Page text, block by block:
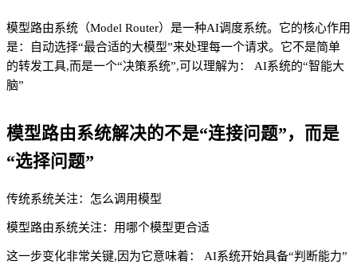
模型路由系统（Model Router）是一种AI调度系统。它的核心作用
是：自动选择“最合适的大模型”来处理每一个请求。它不是简单
的转发工具,而是一个“决策系统”,可以理解为： AI系统的“智能大
脑”
模型路由系统解决的不是“连接问题”，而是
“选择问题”
传统系统关注：怎么调用模型
模型路由系统关注：用哪个模型更合适
这一步变化非常关键,因为它意味着： AI系统开始具备“判断能力”